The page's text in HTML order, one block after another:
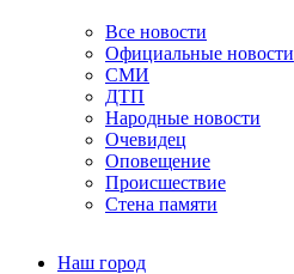
Все новости
Официальные новости
СМИ
ДТП
Народные новости
Очевидец
Оповещение
Происшествие
Стена памяти
Наш город